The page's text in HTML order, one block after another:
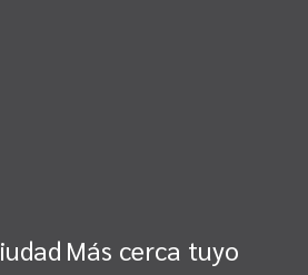
Más cerca tuyo